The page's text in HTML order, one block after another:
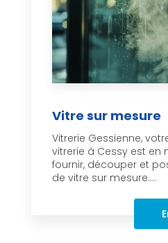
Vitre sur mesure
Vitrerie Gessienne,
vitrerie à Cessy est en
fournir, découper et
de vitre sur mesure....